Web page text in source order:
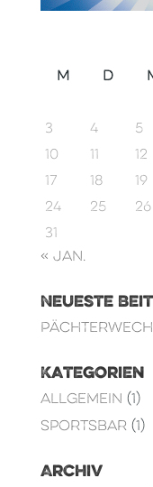
M D
3
4 5
10
11 12
17
18 19
24
25 26
31
« Jan.
Neueste
Kategorien
Allgemein (1)
Sportsbar(1)
Archiv